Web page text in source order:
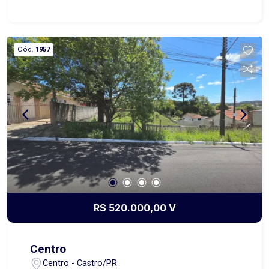
ambientes integrados de sala de estar, sala de
jantar e cozinha mobiliada, oferecendo um
espaço moderno e funcional para receber amigos
e familiares. Ainda neste pavimento, dispõe de
lavabo, área de serviço, churrasqueira e garagem,
garantindo comodidade e praticidade. No piso
superior, o sobrado possui três dormitórios,
sendo uma suíte, todos com sacada,
proporcionando mais iluminação natural e
ventilação aos ambientes. Conta também com
banheiro social e uma aconchegante sala de TV,
ideal para momentos de descanso e lazer. Uma
excelente opção para quem deseja morar com
localização central. Agende uma visita e venha
conhecer este imóvel!
Cód. 1957
R$ 520.000,00 V
Centro
Centro - Castro/PR